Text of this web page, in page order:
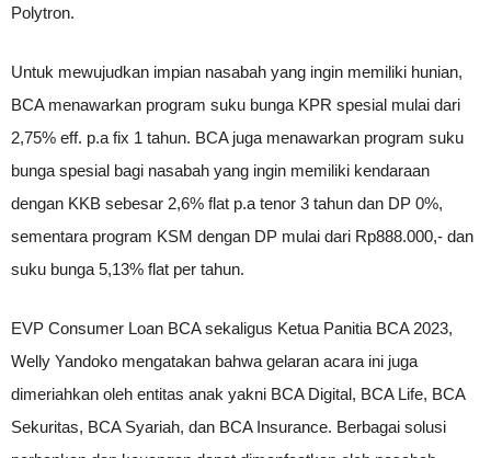
Polytron.
Untuk mewujudkan impian nasabah yang ingin memiliki hunian,
BCA menawarkan program suku bunga KPR spesial mulai dari
2,75% eff. p.a fix 1 tahun. BCA juga menawarkan program suku
bunga spesial bagi nasabah yang ingin memiliki kendaraan
dengan KKB sebesar 2,6% flat p.a tenor 3 tahun dan DP 0%,
sementara program KSM dengan DP mulai dari Rp888.000,- dan
suku bunga 5,13% flat per tahun.
EVP Consumer Loan BCA sekaligus Ketua Panitia BCA 2023,
Welly Yandoko mengatakan bahwa gelaran acara ini juga
dimeriahkan oleh entitas anak yakni BCA Digital, BCA Life, BCA
Sekuritas, BCA Syariah, dan BCA Insurance. Berbagai solusi